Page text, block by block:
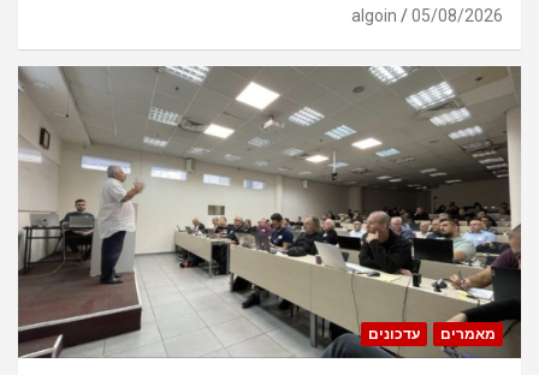
05/08/2026
algoin
מאמרים עדכונים